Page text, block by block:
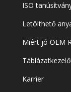
ISO
Letölthető
Miért jó OLM
Karrier